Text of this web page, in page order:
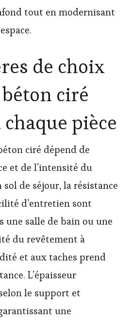
tout en modernisant
de choix
ciré
chaque pièce
ciré dépend de
et de l’intensité du
sol de séjour, la résistance
d’entretien sont
une salle de bain ou une
du revêtement à
et aux taches prend
L’épaisseur
le support et
une